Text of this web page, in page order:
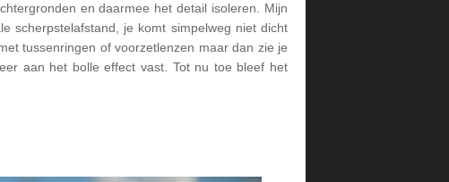
en daarmee het detail isoleren. Mijn
scherpstelafstand, je komt simpelweg niet dicht
tussenringen of voorzetlenzen maar dan zie je
aan het bolle effect vast. Tot nu toe bleef het